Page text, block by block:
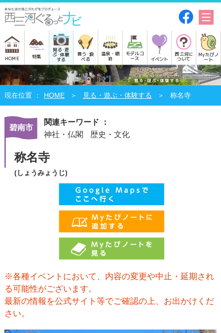
HOME 特集
見る･遊
ぶ･体験
する
買う･食
べる
温泉・宿
泊
モデルコ
ース イベント
西三河に
ついて
Myたびノ
ート
HOME 見る・遊ぶ・体験する 称名寺
碧南市
関連キーワード ：
神社・仏閣
歴史・文化
称名寺
(しょうみょうじ)
※各種イベントにおいて、内容の変更や中止・延期され
る可能性がございます。
最新の情報を公式サイト等でご確認の上、お出かけくだ
さい。